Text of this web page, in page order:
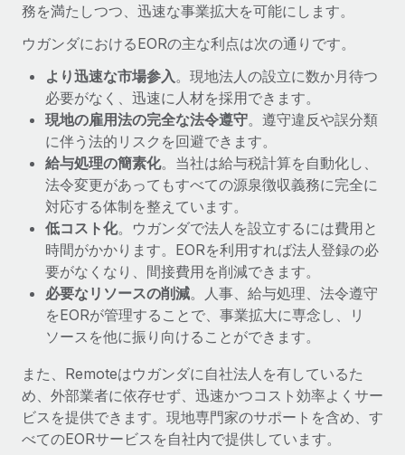
務を満たしつつ、迅速な事業拡大を可能にします。
ウガンダにおけるEORの主な利点は次の通りです。
より迅速な市場参入 。現地法人の設立に数か月待つ
必要がなく、迅速に人材を採用できます。
現地の雇用法の完全な法令遵守。遵守違反や誤分類
に伴う法的リスクを回避できます。
給与処理の簡素化。当社は給与税計算を自動化し、
法令変更があってもすべての源泉徴収義務に完全に
対応する体制を整えています。
低コスト化。ウガンダで法人を設立するには費用と
時間がかかります。EORを利用すれば法人登録の必
要がなくなり、間接費用を削減できます。
必要なリソースの削減。人事、給与処理、法令遵守
をEORが管理することで、事業拡大に専念し、リ
ソースを他に振り向けることができます。
また、Remoteはウガンダに自社法人を有しているた
め、外部業者に依存せず、迅速かつコスト効率よくサー
ビスを提供できます。現地専門家のサポートを含め、す
べてのEORサービスを自社内で提供しています。